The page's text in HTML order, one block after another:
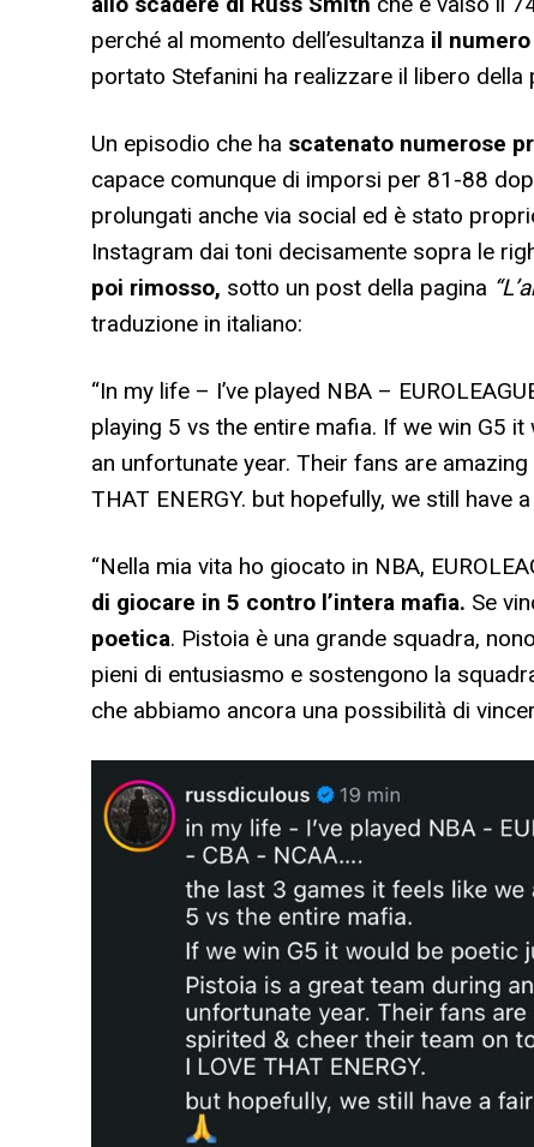
perché al momento dell’esultanza il
portato Stefanini ha realizzare il libero della
Un episodio che ha scatenato numerose
capace comunque di imporsi per 81-88
prolungati anche via social ed è stato
Instagram dai toni decisamente sopra le
poi rimosso, sotto un post della pagina
traduzione in italiano:
“In my life – I’ve played NBA –
playing 5 vs the entire mafia. If we win G5
an unfortunate year. Their fans are
THAT ENERGY. but hopefully, we still have
“Nella mia vita ho giocato in NBA,
di giocare in 5 contro l’intera mafia. Se
poetica. Pistoia è una grande squadra,
pieni di entusiasmo e sostengono la
che abbiamo ancora una possibilità di